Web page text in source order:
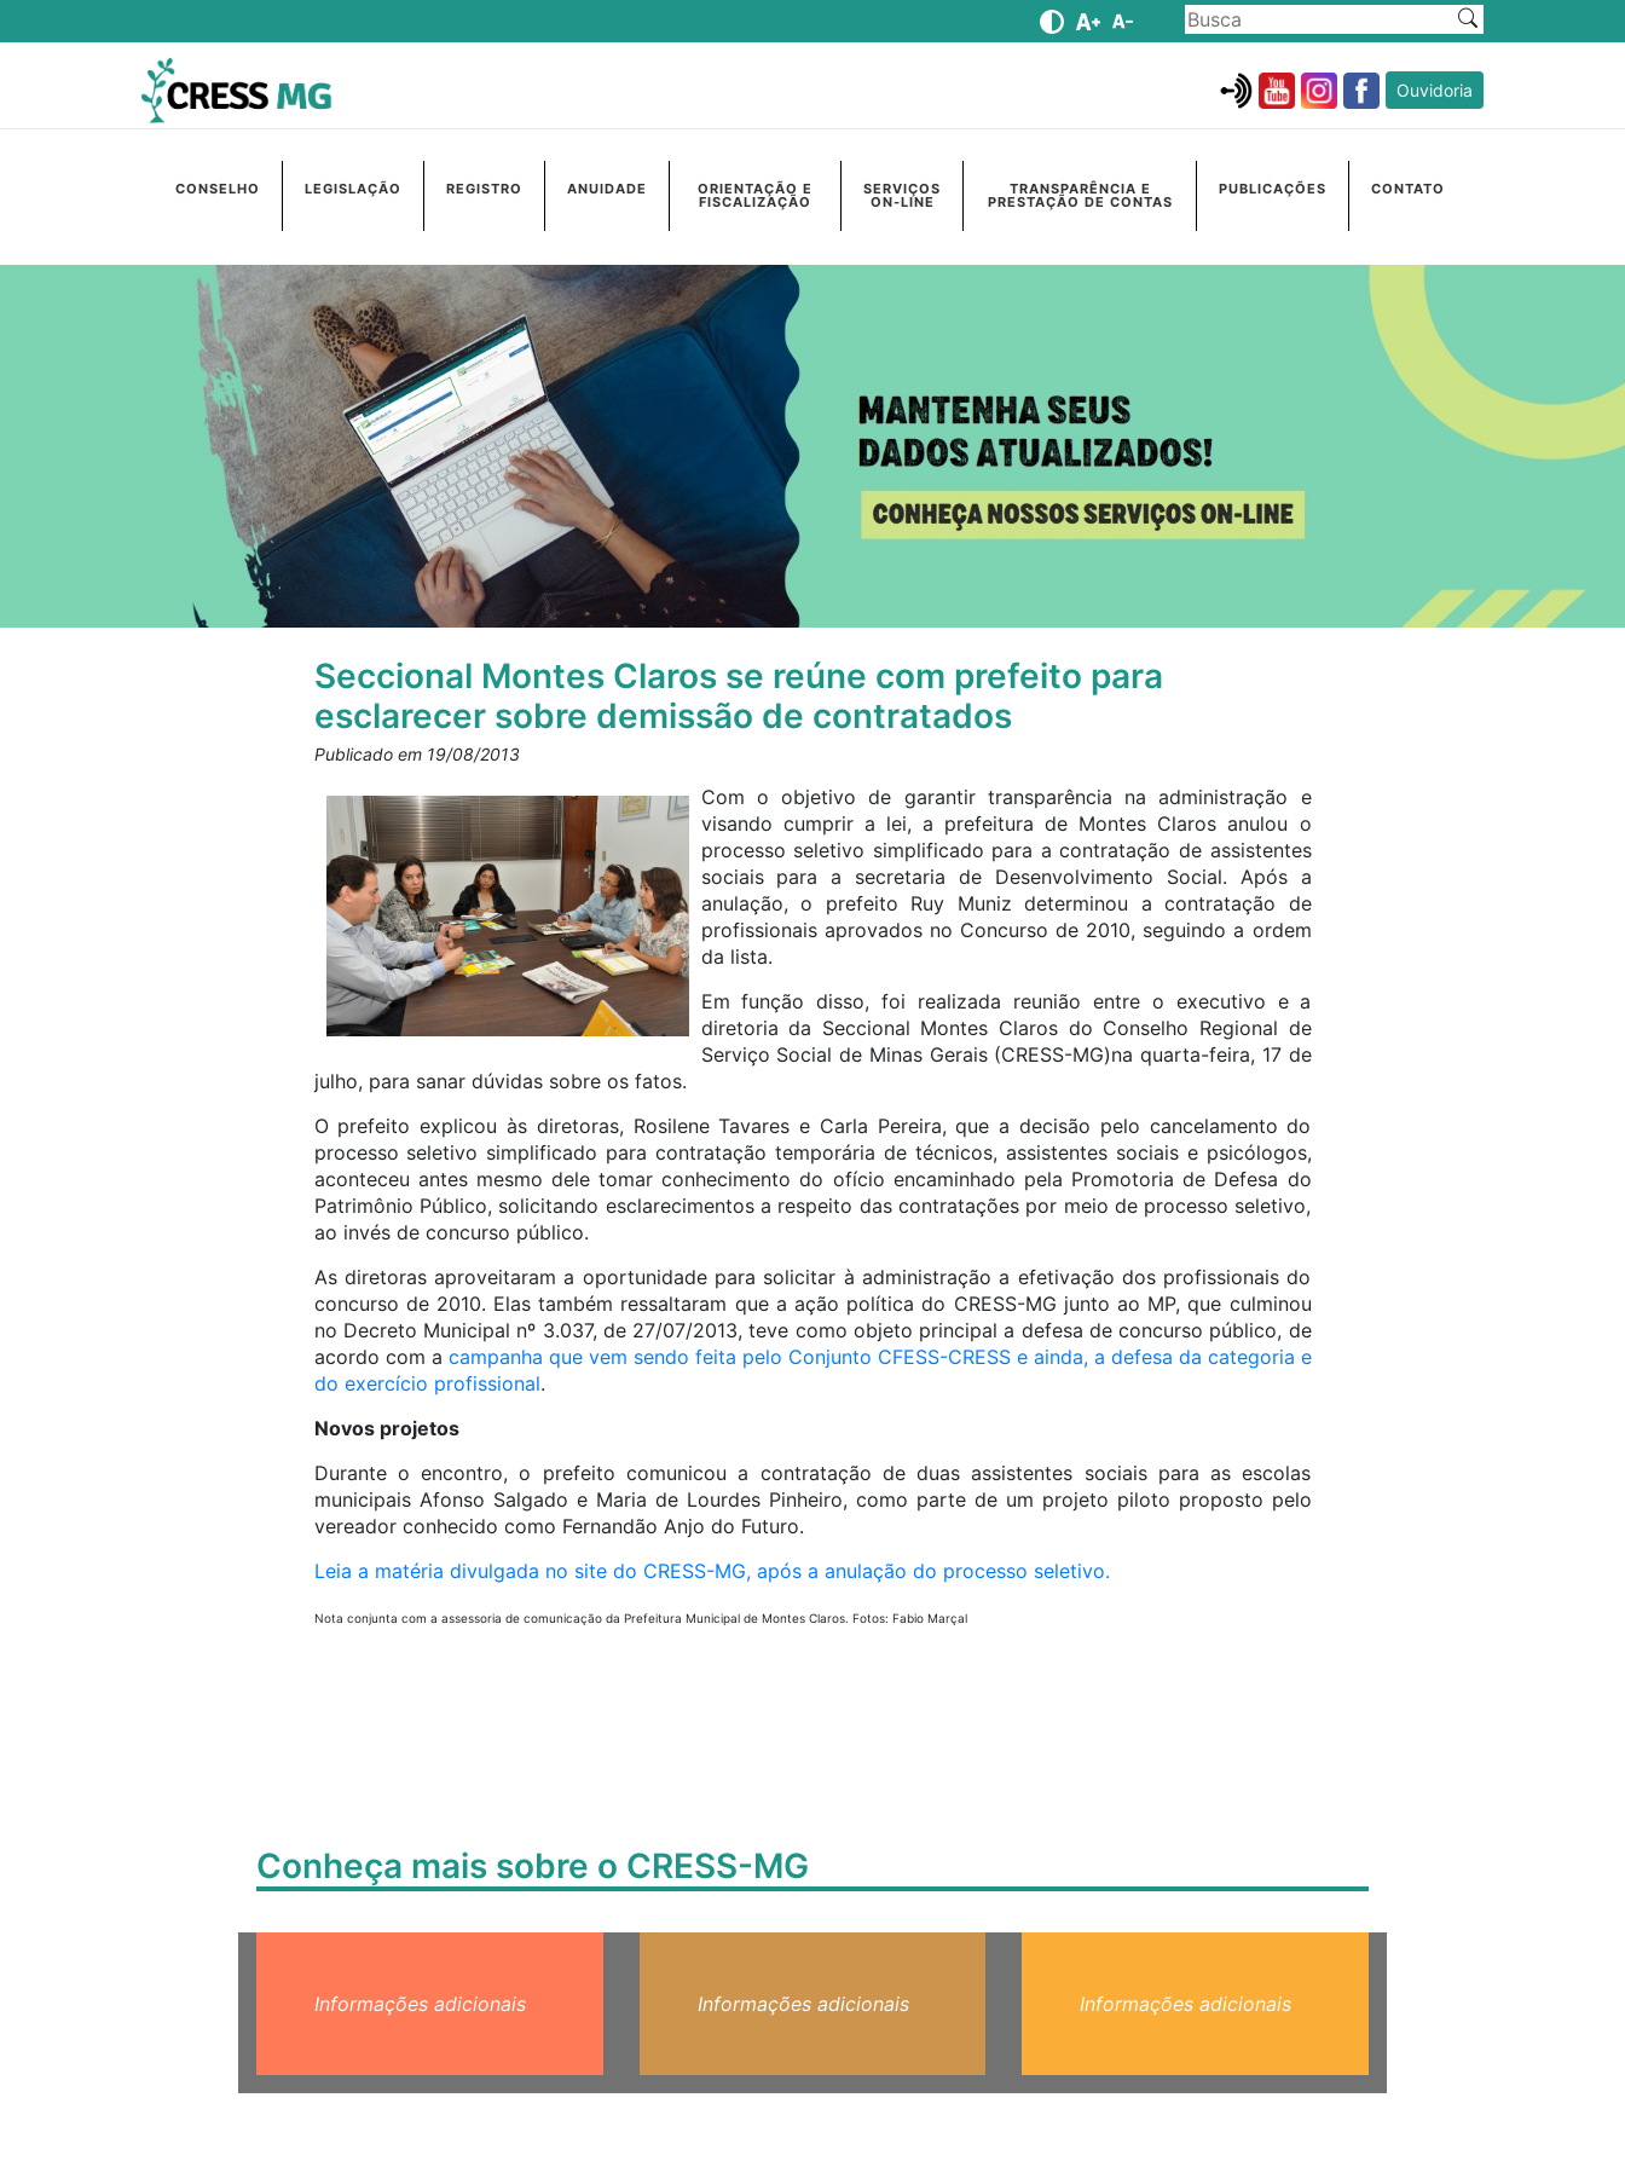
Ouvidoria
CONSELHO LEGISLAÇÃO REGISTRO ANUIDADE ORIENTAÇÃO E
FISCALIZAÇÃO
SERVIÇOS
ON-LINE
TRANSPARÊNCIA E
PRESTAÇÃO DE CONTAS
PUBLICAÇÕES CONTATO
Seccional Montes Claros se reúne com prefeito para
esclarecer sobre demissão de contratados
Publicado em 19/08/2013
Com o objetivo de garantir transparência na administração e
visando cumprir a lei, a prefeitura de Montes Claros anulou o
processo seletivo simplificado para a contratação de assistentes
sociais para a secretaria de Desenvolvimento Social. Após a
anulação, o prefeito Ruy Muniz determinou a contratação de
profissionais aprovados no Concurso de 2010, seguindo a ordem
da lista.
Em função disso, foi realizada reunião entre o executivo e a
diretoria da Seccional Montes Claros do Conselho Regional de
Serviço Social de Minas Gerais (CRESS-MG)na quarta-feira, 17 de
julho, para sanar dúvidas sobre os fatos.
O prefeito explicou às diretoras, Rosilene Tavares e Carla Pereira, que a decisão pelo cancelamento do
processo seletivo simplificado para contratação temporária de técnicos, assistentes sociais e psicólogos,
aconteceu antes mesmo dele tomar conhecimento do ofício encaminhado pela Promotoria de Defesa do
Patrimônio Público, solicitando esclarecimentos a respeito das contratações por meio de processo seletivo,
ao invés de concurso público.
As diretoras aproveitaram a oportunidade para solicitar à administração a efetivação dos profissionais do
concurso de 2010. Elas também ressaltaram que a ação política do CRESS-MG junto ao MP, que culminou
no Decreto Municipal nº 3.037, de 27/07/2013, teve como objeto principal a defesa de concurso público, de
acordo com a campanha que vem sendo feita pelo Conjunto CFESS-CRESS e ainda, a defesa da categoria e
do exercício profissional.
Novos projetos
Durante o encontro, o prefeito comunicou a contratação de duas assistentes sociais para as escolas
municipais Afonso Salgado e Maria de Lourdes Pinheiro, como parte de um projeto piloto proposto pelo
vereador conhecido como Fernandão Anjo do Futuro.
Leia a matéria divulgada no site do CRESS-MG, após a anulação do processo seletivo.
Nota conjunta com a assessoria de comunicação da Prefeitura Municipal de Montes Claros. Fotos: Fabio Marçal
Conheça mais sobre o CRESS-MG
Informações adicionais Informações adicionais Informações adicionais